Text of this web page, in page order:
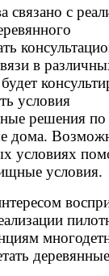
связано с
в
условия
решения по
дома.
условиях
условия.